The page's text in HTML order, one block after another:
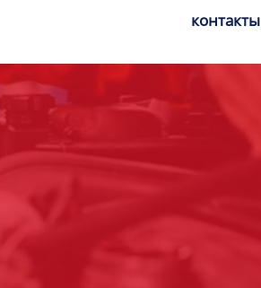
контакты